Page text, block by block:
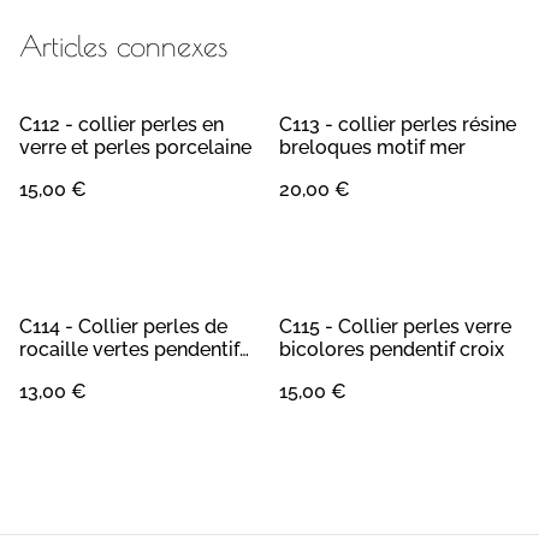
Articles connexes
C112 - collier perles en
verre et perles porcelaine
15,00 €
C113 - collier perles résine
breloques motif mer
20,00 €
C114 - Collier perles de
rocaille vertes pendentif
13,00 €
C115 - Collier perles verre
bicolores pendentif croix
15,00 €